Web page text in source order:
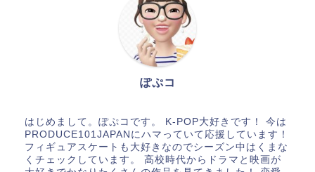
ぽぷコ
はじめまして。ぽぷコです。 K-POP大好きです！ 今は
PRODUCE101JAPANにハマっていて応援しています！
フィギュアスケートも大好きなのでシーズン中はくまな
くチェックしています。 高校時代からドラマと映画が